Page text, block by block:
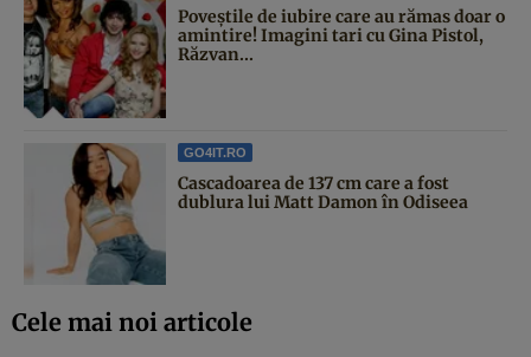
Poveştile de iubire care au rămas doar o
amintire! Imagini tari cu Gina Pistol,
Răzvan...
GO4IT.RO
Cascadoarea de 137 cm care a fost
dublura lui Matt Damon în Odiseea
Cele mai noi articole